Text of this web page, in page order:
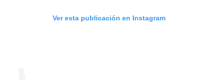
Ver esta publicación en Instagram